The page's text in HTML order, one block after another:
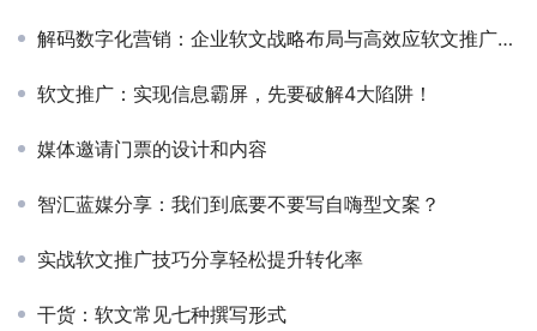
解码数字化营销：企业软文战略布局与高效应软文推广平台优选指南
软文推广：实现信息霸屏，先要破解4大陷阱！
媒体邀请门票的设计和内容
智汇蓝媒分享：我们到底要不要写自嗨型文案？
实战软文推广技巧分享轻松提升转化率
干货：软文常见七种撰写形式